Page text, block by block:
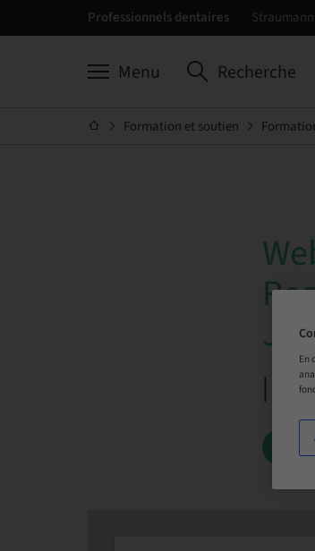
Professionnels dentaires
Menu Recherche
Formation et soutien
|
En